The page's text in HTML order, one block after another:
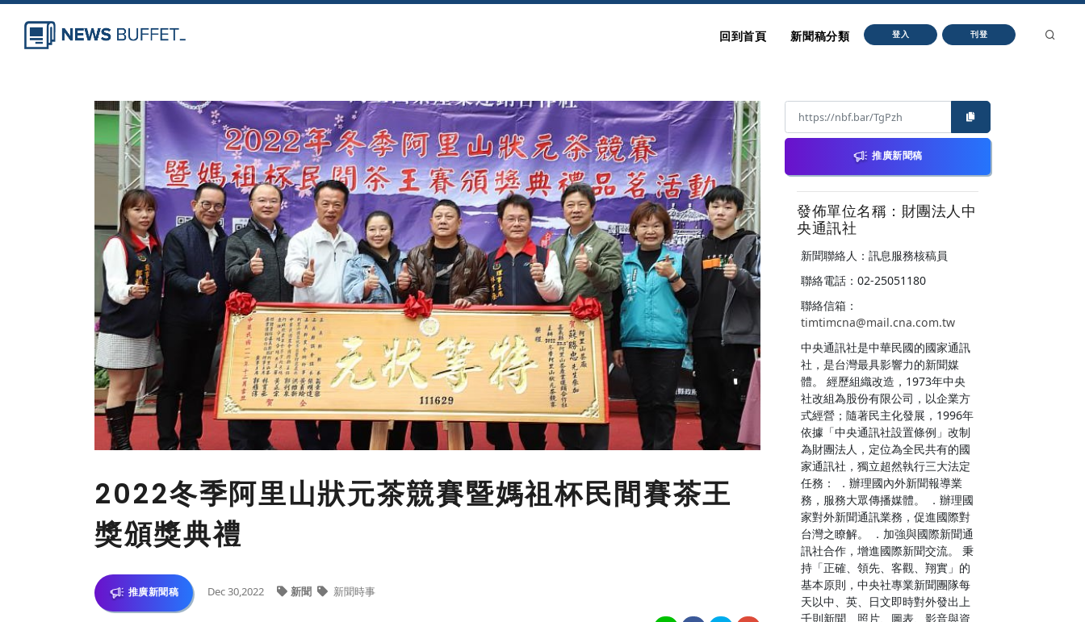
回到首頁 新聞稿分類 登入 刊登
2022冬季阿里山狀元茶競賽暨媽祖杯民間賽茶王
獎頒獎典禮
推廣新聞稿 Dec 30,2022 新聞 新聞時事
推廣新聞稿
發佈單位名稱：財團法人中
央通訊社
新聞聯絡人：訊息服務核稿員
聯絡電話：02-25051180
聯絡信箱：
timtimcna@mail.cna.com.tw
中央通訊社是中華民國的國家通訊
社，是台灣最具影響力的新聞媒
體。 經歷組織改造，1973年中央
社改組為股份有限公司，以企業方
式經營；隨著民主化發展，1996年
依據「中央通訊社設置條例」改制
為財團法人，定位為全民共有的國
家通訊社，獨立超然執行三大法定
任務： ．辦理國內外新聞報導業
務，服務大眾傳播媒體。 ．辦理國
家對外新聞通訊業務，促進國際對
台灣之瞭解。 ．加強與國際新聞通
訊社合作，增進國際新聞交流。 秉
持「正確、領先、客觀、翔實」的
基本原則，中央社專業新聞團隊每
天以中、英、日文即時對外發出上
千則新聞、照片、圖表、影音與資